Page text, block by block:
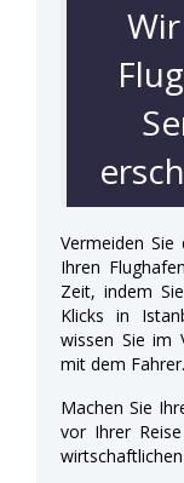
Vermeiden
Ihren
Zeit, indem
Klicks in
wissen Sie im
mit dem Fahrer.
Machen Sie
vor Ihrer